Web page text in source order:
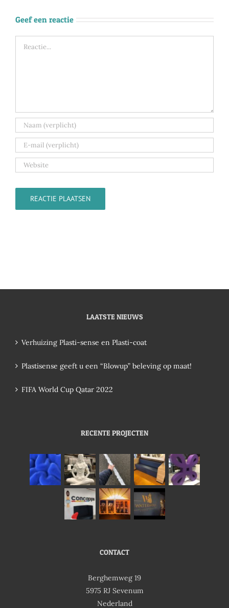
Geef een reactie
LAATSTE NIEUWS
Verhuizing Plasti-sense en Plasti-coat
Plastisense geeft u een “Blowup” beleving op maat!
FIFA World Cup Qatar 2022
RECENTE PROJECTEN
CONTACT
Berghemweg 19
5975 RJ Sevenum
Nederland